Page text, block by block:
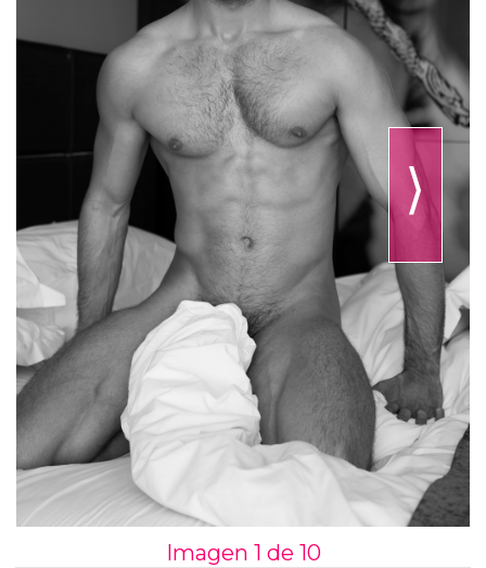
⟩
Imagen 1 de 10